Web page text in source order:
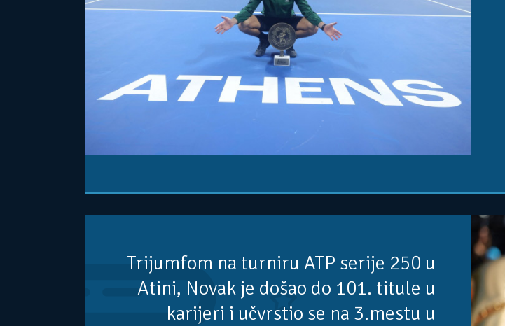
Trijumfom na turniru ATP serije 250 u
Atini, Novak je došao do 101. titule u
karijeri i učvrstio se na 3.mestu u